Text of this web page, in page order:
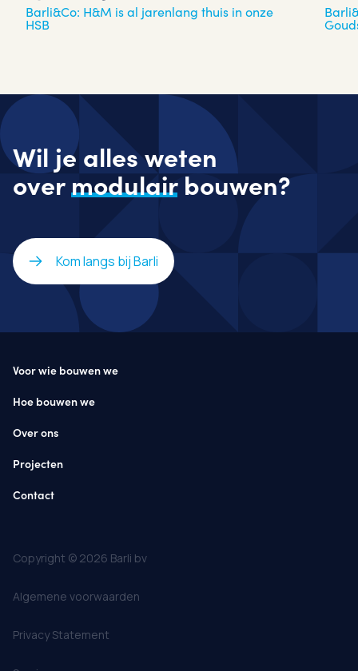
Barli&Co: H&M is al jarenlang thuis in onze
HSB
Wil je alles weten
overmodulairbouwen?
Kom langs bij Barli
Voor wie bouwen we
Hoe bouwen we
Over ons
Projecten
Contact
Copyright © 2026 Barli bv
Algemene voorwaarden
Privacy Statement